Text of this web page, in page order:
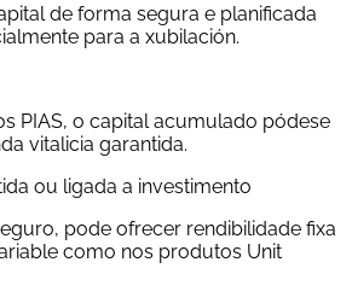
de forma segura e planificada
para a xubilación.
PIAS, o capital acumulado pódese
vitalicia garantida.
ou ligada a investimento
pode ofrecer rendibilidade fixa
como nos produtos Unit